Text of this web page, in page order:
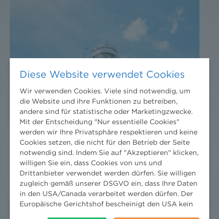
Diese Website verwendet Cookies
Wir verwenden Cookies. Viele sind notwendig, um
die Website und ihre Funktionen zu betreiben,
andere sind für statistische oder Marketingzwecke.
Mit der Entscheidung "Nur essentielle Cookies"
werden wir Ihre Privatsphäre respektieren und keine
Cookies setzen, die nicht für den Betrieb der Seite
notwendig sind. Indem Sie auf "Akzeptieren" klicken,
willigen Sie ein, dass Cookies von uns und
Drittanbieter verwendet werden dürfen. Sie willigen
zugleich gemäß unserer DSGVO ein, dass Ihre Daten
in den USA/Canada verarbeitet werden dürfen. Der
Europäische Gerichtshof bescheinigt den USA kein